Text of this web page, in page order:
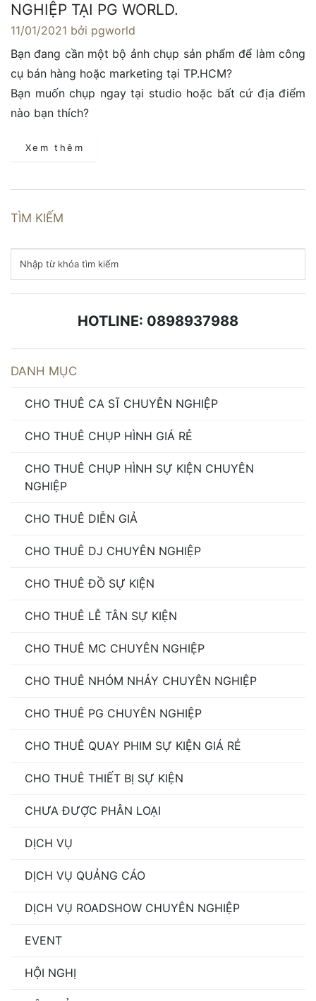
NGHIỆP TẠI PG WORLD.
11/01/2021 bởi pgworld
Bạn đang cần một bộ ảnh chụp sản phẩm để làm công
cụ bán hàng hoặc marketing tại TP.HCM?
Bạn muốn chụp ngay tại studio hoặc bất cứ địa điểm
nào bạn thích?
Xem thêm
TÌM KIẾM
HOTLINE: 0898937988
DANH MỤC
CHO THUÊ CA SĨ CHUYÊN NGHIỆP
CHO THUÊ CHỤP HÌNH GIÁ RẺ
CHO THUÊ CHỤP HÌNH SỰ KIỆN CHUYÊN
NGHIỆP
CHO THUÊ DIỄN GIẢ
CHO THUÊ DJ CHUYÊN NGHIỆP
CHO THUÊ ĐỒ SỰ KIỆN
CHO THUÊ LỄ TÂN SỰ KIỆN
CHO THUÊ MC CHUYÊN NGHIỆP
CHO THUÊ NHÓM NHẢY CHUYÊN NGHIỆP
CHO THUÊ PG CHUYÊN NGHIỆP
CHO THUÊ QUAY PHIM SỰ KIỆN GIÁ RẺ
CHO THUÊ THIẾT BỊ SỰ KIỆN
CHƯA ĐƯỢC PHÂN LOẠI
DỊCH VỤ
DỊCH VỤ QUẢNG CÁO
DỊCH VỤ ROADSHOW CHUYÊN NGHIỆP
EVENT
HỘI NGHỊ